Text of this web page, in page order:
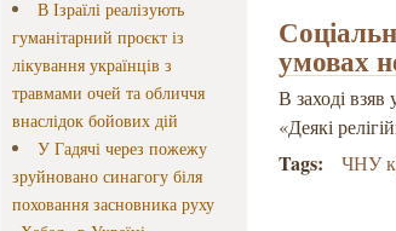
В Ізраїлі реалізують
гуманітарний проєкт із
лікування українців з
травмами очей та обличчя
внаслідок бойових дій
У Гадячі через пожежу
зруйновано синагогу біля
поховання засновника руху
умовах
В заході
«Деякі
Tags: ЧНУ